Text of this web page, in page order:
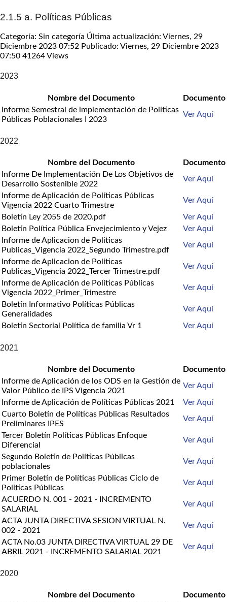
2.1.5 a. Políticas Públicas
Categoría: Sin categoría Última actualización: Viernes, 29
Diciembre 2023 07:52 Publicado: Viernes, 29 Diciembre 2023
07:50 41264 Views
2023
Nombre del Documento
Documento
Informe Semestral de implementación de Políticas
Públicas Poblacionales I 2023
Ver Aquí
2022
Nombre del Documento
Documento
Informe De Implementación De Los Objetivos de
Desarrollo Sostenible 2022
Ver Aquí
Informe de Aplicación de Políticas Públicas
Vigencia 2022 Cuarto Trimestre
Ver Aquí
Boletin Ley 2055 de 2020.pdf
Ver Aquí
Boletín Política Pública Envejecimiento y Vejez
Ver Aquí
Informe de Aplicacion de Politicas
Publicas_Vigencia 2022_Segundo Trimestre.pdf
Ver Aquí
Informe de Aplicacion de Politicas
Publicas_Vigencia 2022_Tercer Trimestre.pdf
Ver Aquí
Informe de Aplicación de Políticas Públicas
Vigencia 2022_Primer_Trimestre
Ver Aquí
Boletín Informativo Políticas Públicas
Generalidades
Ver Aquí
Boletín Sectorial Política de familia Vr 1 Ver Aquí
2021
Nombre del Documento
Documento
Informe de Aplicación de los ODS en la Gestión de
Valor Público de IPS Vigencia 2021
Ver Aquí
Informe de Aplicación de Políticas Públicas 2021
Ver Aquí
Cuarto Boletín de Políticas Públicas Resultados
Preliminares IPES
Ver Aquí
Tercer Boletín Políticas Públicas Enfoque
Diferencial
Ver Aquí
Segundo Boletín de Políticas Públicas
poblacionales
Ver Aquí
Primer Boletín de Políticas Públicas Ciclo de
Políticas Públicas
Ver Aquí
ACUERDO N. 001 - 2021 - INCREMENTO
SALARIAL
Ver Aquí
ACTA JUNTA DIRECTIVA SESION VIRTUAL N.
002 - 2021
Ver Aquí
ACTA No.03 JUNTA DIRECTIVA VIRTUAL 29 DE
ABRIL 2021 - INCREMENTO SALARIAL 2021
Ver Aquí
2020
Nombre del Documento
Documento